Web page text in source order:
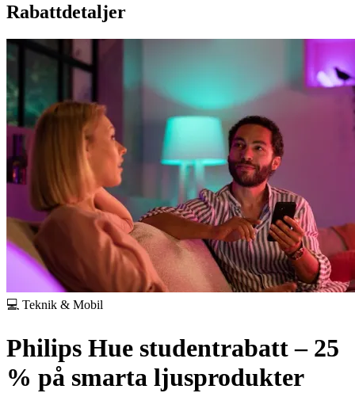
Rabattdetaljer
💻 Teknik & Mobil
Philips Hue studentrabatt – 25
% på smarta ljusprodukter